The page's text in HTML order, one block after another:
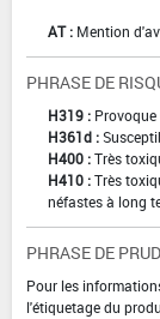
AT : Mention
PHRASE DE
H319 :
H361d :
H400 :Très
H410 :Très
néfastes à long
PHRASE DE
Pour les
l'étiquetage du